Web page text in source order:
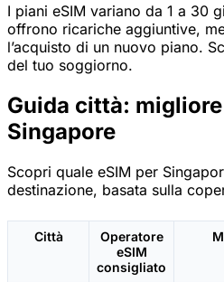
I piani eSIM variano da 1 a 30
offrono ricariche aggiuntive,
l’acquisto di un nuovo piano.
del tuo soggiorno.
Guida città:
Singapore
Scopri quale eSIM per
destinazione, basata sulla
Città
Operatore
eSIM
consigliato